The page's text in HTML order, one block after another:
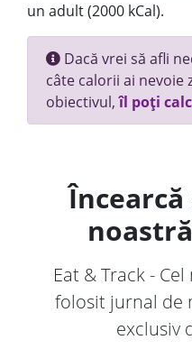
un adult (2000 kCal).
Dacă vrei să afli
câte calorii ai nevoie
obiectivul,îl poți
Eat & Track -
folosit jurnal de
exclusiv